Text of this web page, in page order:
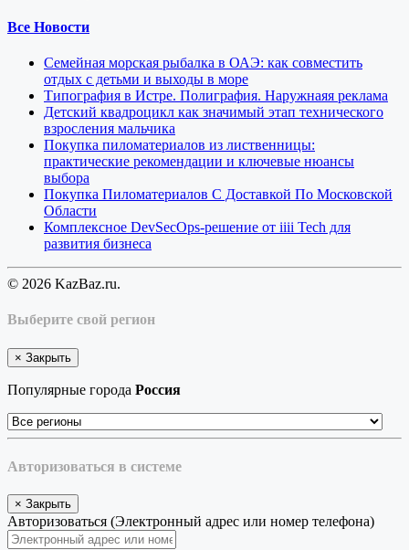
Все Новости
Семейная морская рыбалка в ОАЭ: как совместить
отдых с детьми и выходы в море
Типография в Истре. Полиграфия. Наружнаяя реклама
Детский квадроцикл как значимый этап технического
взросления мальчика
Покупка пиломатериалов из лиственницы:
практические рекомендации и ключевые нюансы
выбора
Покупка Пиломатериалов С Доставкой По Московской
Области
Комплексное DevSecOps-решение от iiii Tech для
развития бизнеса
© 2026 KazBaz.ru.
Выберите свой регион
× Закрыть
Популярные города Россия
Авторизоваться в системе
× Закрыть
Авторизоваться (Электронный адрес или номер телефона)